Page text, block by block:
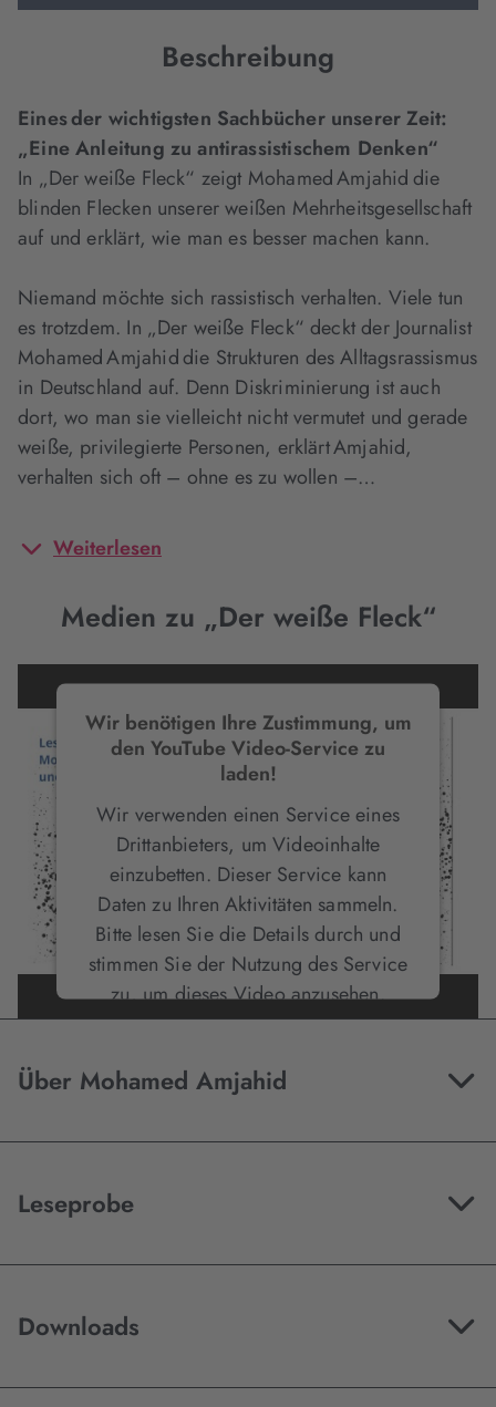
Beschreibung
Eines der wichtigsten Sachbücher unserer Zeit:
„Eine Anleitung zu antirassistischem Denken“
In „Der weiße Fleck“ zeigt Mohamed Amjahid die
blinden Flecken unserer weißen Mehrheitsgesellschaft
auf und erklärt, wie man es besser machen kann.
Niemand möchte sich rassistisch verhalten. Viele tun
es trotzdem. In „Der weiße Fleck“ deckt der Journalist
Mohamed Amjahid die Strukturen des Alltagsrassismus
in Deutschland auf. Denn Diskriminierung ist auch
dort, wo man sie vielleicht nicht vermutet und gerade
weiße, privilegierte Personen, erklärt Amjahid,
verhalten sich oft – ohne es zu wollen –…
Weiterlesen
Medien zu „Der weiße Fleck“
Wir benötigen Ihre Zustimmung, um
den YouTube Video-Service zu
laden!
Wir verwenden einen Service eines
Drittanbieters, um Videoinhalte
einzubetten. Dieser Service kann
Daten zu Ihren Aktivitäten sammeln.
Bitte lesen Sie die Details durch und
stimmen Sie der Nutzung des Service
zu, um dieses Video anzusehen.
Mehr Informationen
Akzeptieren
Über Mohamed Amjahid
Leseprobe
Downloads